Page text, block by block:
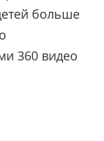
больше
360 видео